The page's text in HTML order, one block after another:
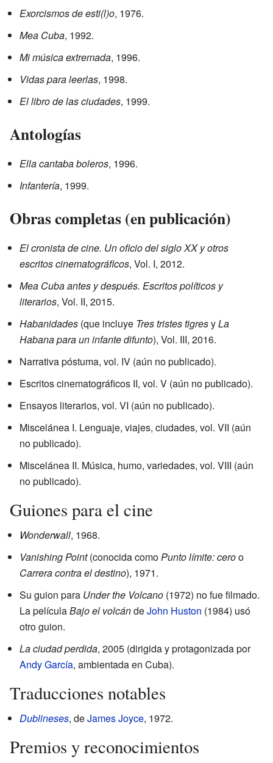
Exorcismos de esti(l)o, 1976.
Mea Cuba, 1992.
Mi música extremada, 1996.
Vidas para leerlas, 1998.
El libro de las ciudades, 1999.
Antologías
Ella cantaba boleros, 1996.
Infantería, 1999.
Obras completas (en publicación)
El cronista de cine. Un oficio del siglo XX y otros
escritos cinematográficos, Vol. I, 2012.
Mea Cuba antes y después. Escritos políticos y
literarios, Vol. II, 2015.
Habanidades (que incluye Tres tristes tigresyLa
Habana para un infante difunto), Vol. III, 2016.
Narrativa póstuma, vol. IV (aún no publicado).
Escritos cinematográficos II, vol. V (aún no publicado).
Ensayos literarios, vol. VI (aún no publicado).
Miscelánea I. Lenguaje, viajes, ciudades, vol. VII (aún
no publicado).
Miscelánea II. Música, humo, variedades, vol. VIII (aún
no publicado).
Guiones para el cine
Wonderwall, 1968.
Vanishing Point(conocida comoPunto límite: ceroo
Carrera contra el destino), 1971.
Su guion para Under the Volcano (1972) no fue filmado.
La películaBajo el volcándeJohn Huston (1984) usó
otro guion.
La ciudad perdida, 2005 (dirigida y protagonizada por
Andy García, ambientada en Cuba).
Traducciones notables
Dublineses, deJames Joyce, 1972.
Premios y reconocimientos